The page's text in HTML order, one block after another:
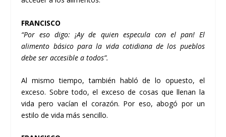
FRANCISCO
“Por eso digo: ¡Ay de quien especula con el pan! El
alimento básico para la vida cotidiana de los pueblos
debe ser accesible a todos”.
Al mismo tiempo, también habló de lo opuesto, el
exceso. Sobre todo, el exceso de cosas que llenan la
vida pero vacían el corazón. Por eso, abogó por un
estilo de vida más sencillo.